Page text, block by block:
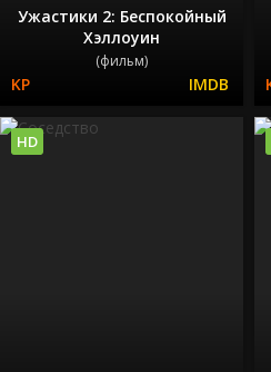
Ужастики 2: Беспокойный
Хэллоуин
(фильм)
HD